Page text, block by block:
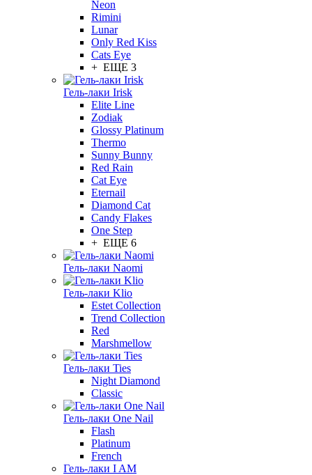
Neon
Rimini
Lunar
Only Red Kiss
Cats Eye
+ ЕЩЕ 3
Гель-лаки Irisk
Elite Line
Zodiak
Glossy Platinum
Thermo
Sunny Bunny
Red Rain
Cat Eye
Eternail
Diamond Cat
Candy Flakes
One Step
+ ЕЩЕ 6
Гель-лаки Naomi
Гель-лаки Klio
Estet Collection
Trend Collection
Red
Marshmellow
Гель-лаки Ties
Night Diamond
Classic
Гель-лаки One Nail
Flash
Platinum
French
Гель-лаки I AM